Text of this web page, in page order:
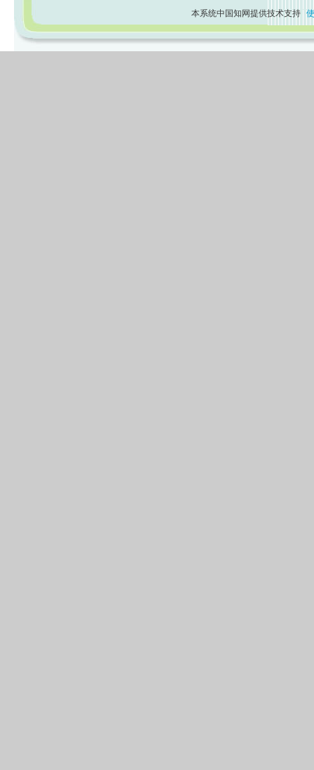
本系统中国知网提供技术支持